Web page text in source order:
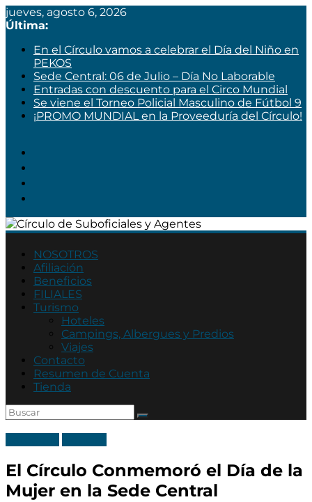
jueves, agosto 6, 2026
Última:
En el Círculo vamos a celebrar el Día del Niño en
PEKOS
Sede Central: 06 de Julio – Día No Laborable
Entradas con descuento para el Circo Mundial
Se viene el Torneo Policial Masculino de Fútbol 9
¡PROMO MUNDIAL en la Proveeduría del Círculo!
Círculo
de
Suboficiales
Agentes
Asociación
Policía
Córdoba
NOSOTROS
Afiliación
Beneficios
FILIALES
Turismo
Hoteles
Campings, Albergues y Predios
Viajes
Contacto
Resumen de Cuenta
Tienda
El Círculo Conmemoró el Día de la
Mujer en la Sede Central